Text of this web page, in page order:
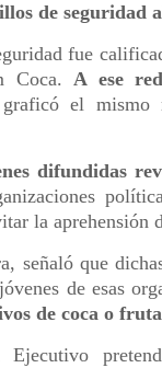
de seguridad
fue
Coca.A ese
el mismo
difundidas
la aprehensión
señaló que
de esas
de coca o